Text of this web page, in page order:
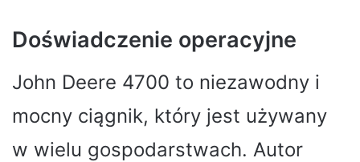
Doświadczenie operacyjne
John Deere 4700 to niezawodny i
mocny ciągnik, który jest używany
w wielu gospodarstwach. Autor